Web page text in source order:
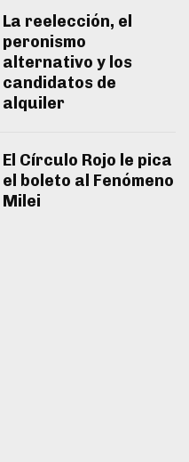
La reelección, el
peronismo
alternativo y los
candidatos de
alquiler
El Círculo Rojo le pica
el boleto al Fenómeno
Milei